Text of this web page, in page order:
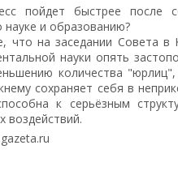
пойдет быстрее после
науке и образованию?
на заседании Совета в
науки опять
количества
сохраняет себя в
к серьёзным